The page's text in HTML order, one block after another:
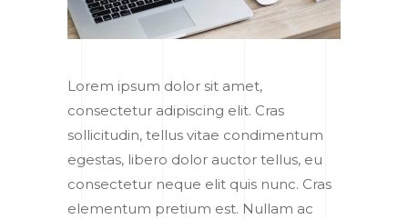
Lorem ipsum dolor sit amet,
consectetur adipiscing elit. Cras
sollicitudin, tellus vitae condimentum
egestas, libero dolor auctor tellus, eu
consectetur neque elit quis nunc. Cras
elementum pretium est. Nullam ac